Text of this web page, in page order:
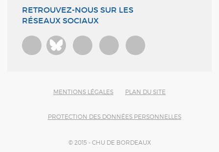
RETROUVEZ-NOUS SUR LES
RÉSEAUX SOCIAUX
Bluesky
MENTIONS LÉGALES PLAN DU SITE
PROTECTION DES DONNÉES PERSONNELLES
© 2015 - CHU DE BORDEAUX